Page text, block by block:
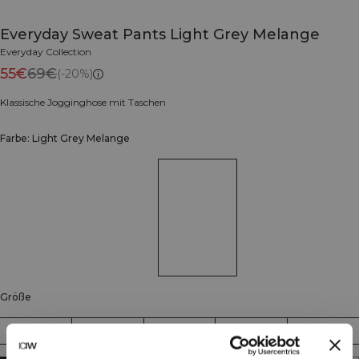
Everyday Sweat Pants Light Grey Melange
Everyday Collection
55€69€(-20%)
Klassische Jogginghose mit Taschen
Farbe: Light Grey Melange
Größe